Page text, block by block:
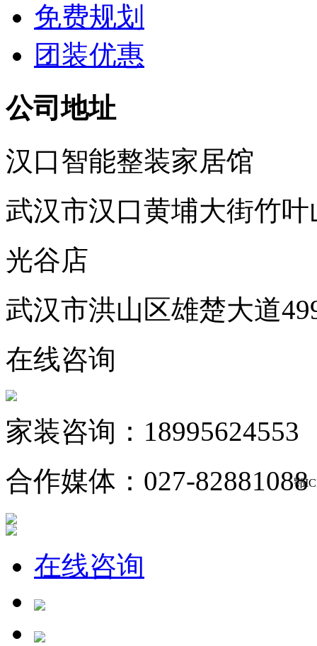
免费规划
团装优惠
公司地址
汉口智能整装家居馆
武汉市汉口黄埔大街竹
光谷店
武汉市洪山区雄楚大道
在线咨询
家装咨询：18995624553
合作媒体：027-82881088
鄂
在线咨询